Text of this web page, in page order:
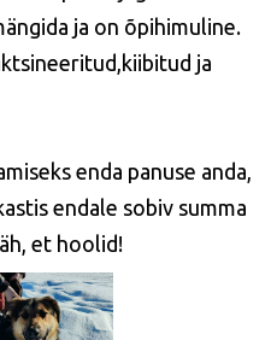
ja on õpihimuline.
ja
enda panuse anda,
endale sobiv summa
et hoolid!